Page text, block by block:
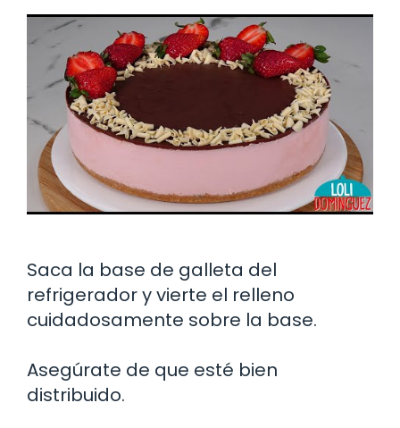
Saca la base de galleta del
refrigerador y vierte el relleno
cuidadosamente sobre la base.
Asegúrate de que esté bien
distribuido.